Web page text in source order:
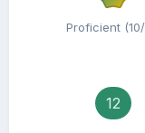
Proficient (10/
12